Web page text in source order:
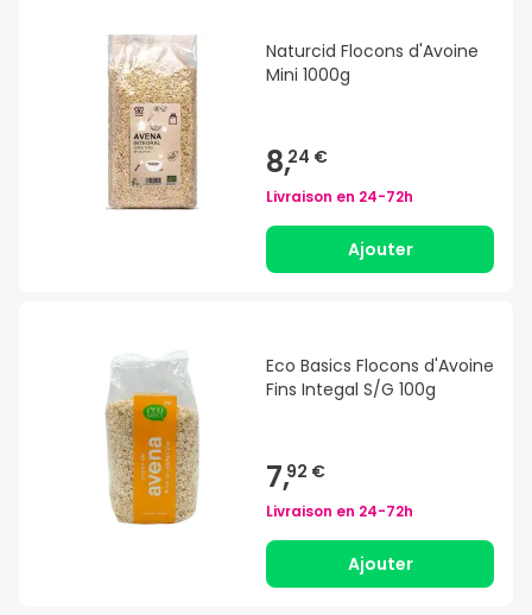
Naturcid Flocons d'Avoine
Mini 1000g
8,24 €
Livraison en 24-72h
Ajouter
Eco Basics Flocons d'Avoine
Fins Integal S/G 100g
7,92 €
Livraison en 24-72h
Ajouter